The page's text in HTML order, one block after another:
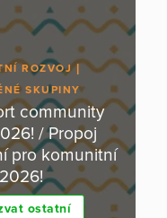
ROZVOJ
SKUPINY
community
/ Propoj
pro komunitní
ostatní